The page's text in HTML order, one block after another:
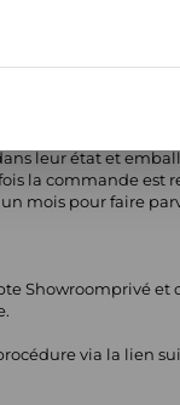
lieu à un
leur état et
la commande est
mois pour faire
Showroomprivé
via la lien